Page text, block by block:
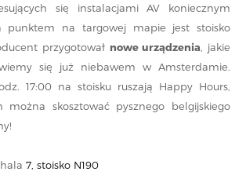
się instalacjami AV koniecznym
punktem na targowej mapie jest stoisko
przygotował nowe urządzenia , jakie
się już niebawem w Amsterdamie.
17:00 na stoisku ruszają Happy Hours,
można skosztować pysznego belgijskiego
hala 7, stoisko N190